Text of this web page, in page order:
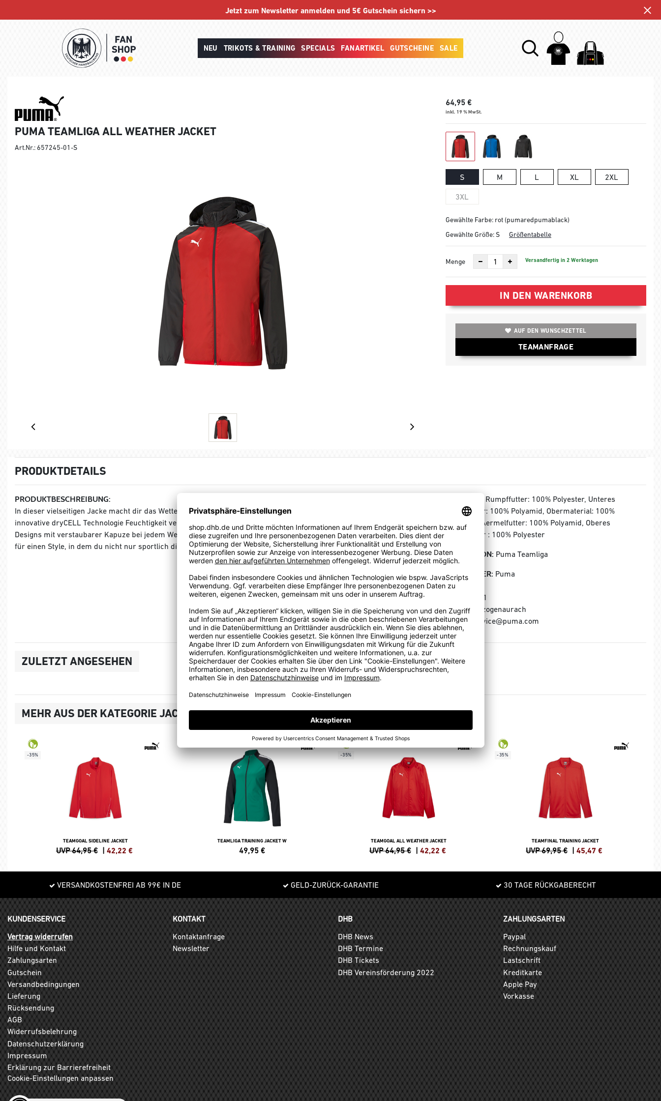
Jetzt zum Newsletter anmelden und 5€ Gutschein sichern >>
NEU TRIKOTS & TRAINING SPECIALS FANARTIKEL GUTSCHEINE SALE
PUMA TEAMLIGA ALL WEATHER JACKET
Art.Nr.: 657245-01-S
64,95 €
inkl. 19 % MwSt.
S M L XL 2XL
3XL
Gewählte Farbe: rot (pumaredpumablack)
Gewählte Größe:S Größentabelle
Menge Versandfertig in 2 Werktagen
IN DEN WARENKORB
AUF DEN WUNSCHZETTEL
TEAMANFRAGE
PRODUKTDETAILS
PRODUKTBESCHREIBUNG:
In dieser vielseitigen Jacke macht dir das Wetter so schnell keinen Strich durch die Rechnung. Während unsere
innovative dryCELL Technologie Feuchtigkeit verlässlich nach draußen transportiert, machst du dank des sportlichen
Designs mit verstaubarer Kapuze bei jedem Wetter eine gute Figur. Dazu bekommst du mehrere coole PUMA Logoprints
für einen Style, in dem du nicht nur sportlich die volle Punktzahl holst.
Rumpffutter: 100% Polyester, Unteres
Ärmelfutter: 100% Polyamid, Obermaterial: 100%
Polyamid, Aermelfutter: 100% Polyamid, Oberes
Ärmelfutter : 100% Polyester
KOLLEKTION: Puma Teamliga
HERSTELLER: Puma
Puma SE
Puma Way 1
91074 Herzogenaurach
E-Mail: service@puma.com
ZULETZT ANGESEHEN
MEHR AUS DER KATEGORIE JACKEN
-35%
TEAMGOAL SIDELINE JACKET
UVP 64,95 € | 42,22 €
TEAMLIGA TRAINING JACKET W
49,95 €
-35%
TEAMGOAL ALL WEATHER JACKET
UVP 64,95 € | 42,22 €
-35%
TEAMFINAL TRAINING JACKET
UVP 69,95 € |45,47 €
VERSANDKOSTENFREI AB 99€ IN DE GELD-ZURÜCK-GARANTIE 30 TAGE RÜCKGABERECHT
KUNDENSERVICE
Vertrag widerrufen
Hilfe und Kontakt
Zahlungsarten
Gutschein
Versandbedingungen
Lieferung
Rücksendung
AGB
Widerrufsbelehrung
Datenschutzerklärung
Impressum
Erklärung zur Barrierefreiheit
Cookie-Einstellungen anpassen
KONTAKT
Kontaktanfrage
Newsletter
DHB
DHB News
DHB Termine
DHB Tickets
DHB Vereinsförderung 2022
ZAHLUNGSARTEN
Paypal
Rechnungskauf
Lastschrift
Kreditkarte
Apple Pay
Vorkasse